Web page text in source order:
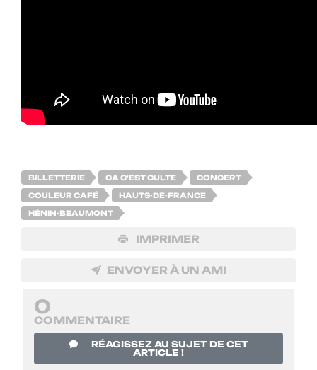
BILLETTERIE CA C'EST CULTE CONCERT
COULEUR CAFÉ HAUTS-DE-FRANCE
HÉNIN-BEAUMONT
IMPRIMER
ENVOYER À UN AMI
0
COMMENTAIRE
RÉAGISSEZ AU SUJET DE CET
ARTICLE !